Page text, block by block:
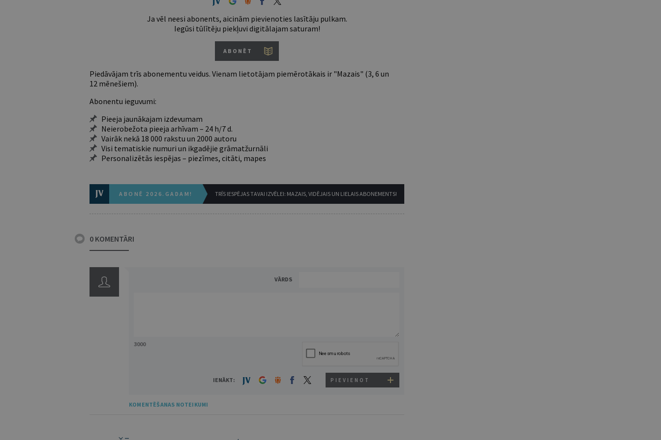
Ja vēl neesi abonents, aicinām pievienoties lasītāju pulkam.
Iegūsi tūlītēju piekļuvi digitālajam saturam!
ABONĒT
Piedāvājam trīs abonementu veidus. Vienam lietotājam piemērotākais ir "Mazais" (3, 6 un
12 mēnešiem).
Abonentu ieguvumi:
Pieeja jaunākajam izdevumam
Neierobežota pieeja arhīvam – 24 h/7 d.
Vairāk nekā 18 000 rakstu un 2000 autoru
Visi tematiskie numuri un ikgadējie grāmatžurnāli
Personalizētās iespējas – piezīmes, citāti, mapes
ABONĒ 2026.GADAM! TRĪS IESPĒJAS TAVAI IZVĒLEI: MAZAIS, VIDĒJAIS UN LIELAIS ABONEMENTS!
0 KOMENTĀRI
VĀRDS
3000
IENĀKT: PIEVIENOT
KOMENTĒŠANAS NOTEIKUMI